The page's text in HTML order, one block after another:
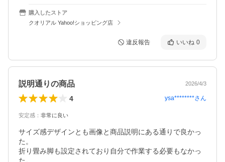
購入したストア
クオリアル Yahoo!ショッピング店
違反報告 いいね 0
説明通りの商品 2026/4/3
4 ysa********さん
安定感 ： 非常に良い
サイズ感デザインとも画像と商品説明にある通りで良かっ
た。
折り畳み脚も設定されており自分で作業する必要もなかっ